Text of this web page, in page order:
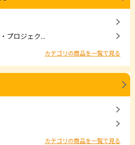
プロジェク...
カテゴリの商品を一覧で見る
カテゴリの商品を一覧で見る